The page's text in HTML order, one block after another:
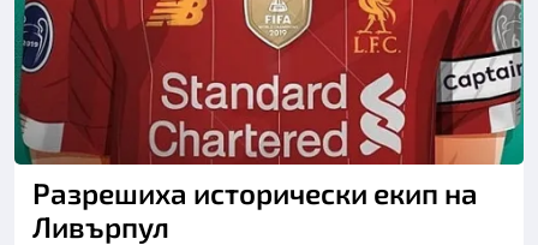
Разрешиха исторически екип на
Ливърпул